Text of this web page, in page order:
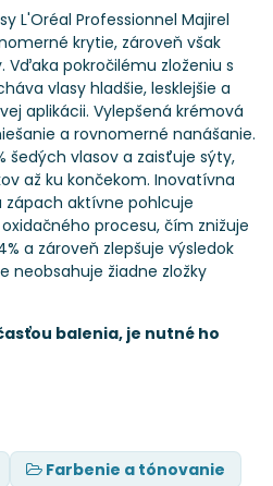
L'Oréal Professionnel Majirel
krytie, zároveň však
pokročilému zloženiu s
vlasy hladšie, lesklejšie a
aplikácii. Vylepšená krémová
a rovnomerné nanášanie.
šedých vlasov a zaisťuje sýty,
až ku končekom. Inovatívna
aktívne pohlcuje
procesu, čím znižuje
a zároveň zlepšuje výsledok
neobsahuje žiadne zložky
balenia, je nutné ho
Farbenie a tónovanie